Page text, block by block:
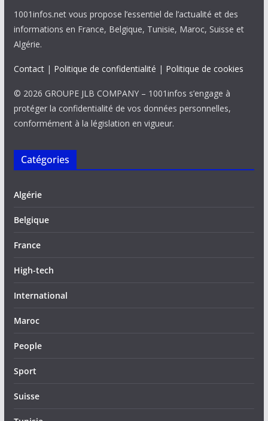
1001infos.net vous propose l’essentiel de l’actualité et des
informations en France, Belgique, Tunisie, Maroc, Suisse et
Algérie.
Contact| Politique de confidentialité | Politique de cookies
© 2026 GROUPE JLB COMPANY – 1001infos s’engage à
protéger la confidentialité de vos données personnelles,
conformément à la législation en vigueur.
Catégories
Algérie
Belgique
France
High-tech
International
Maroc
People
Sport
Suisse